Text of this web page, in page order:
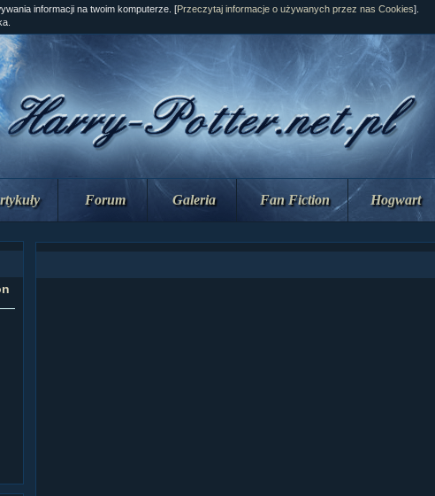
Forum Galeria Fan Fiction Hogwart
informacji na twoim komputerze. [Przeczytaj informacje o używanych przez nas Cookies].